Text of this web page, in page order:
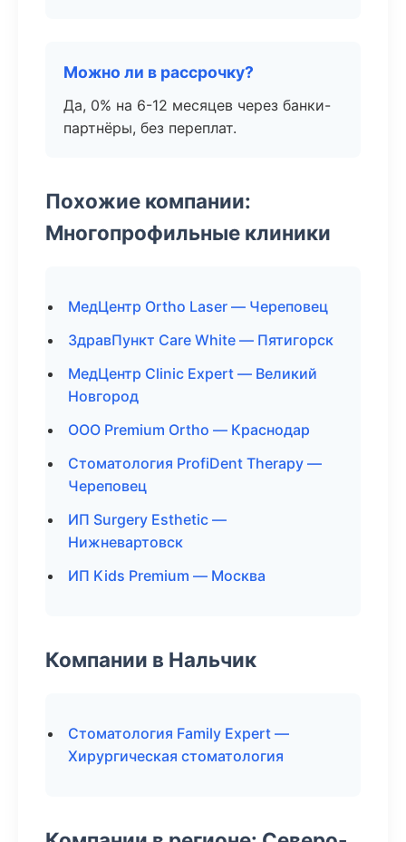
Можно ли в рассрочку?
Да, 0% на 6-12 месяцев через банки-
партнёры, без переплат.
Похожие компании:
Многопрофильные клиники
МедЦентр Ortho Laser — Череповец
ЗдравПункт Care White — Пятигорск
МедЦентр Clinic Expert — Великий
Новгород
ООО Premium Ortho — Краснодар
Стоматология ProfiDent Therapy —
Череповец
ИП Surgery Esthetic —
Нижневартовск
ИП Kids Premium — Москва
Компании в Нальчик
Стоматология Family Expert —
Хирургическая стоматология